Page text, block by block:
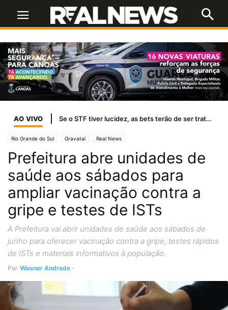
AO VIVO Se o STF tiver lucidez, as bets terão de ser tratadas como jogo de azar
Rio Grande do Sul Gravatai Real News
Prefeitura abre unidades de
saúde aos sábados para
ampliar vacinação contra a
gripe e testes de ISTs
A Prefeitura vai abrir unidades de saúde aos sábados de
junho para oferecer vacinação contra a gripe, testes rápidos
de ISTs e materiais informativos à população.
Por Wagner Andrade -